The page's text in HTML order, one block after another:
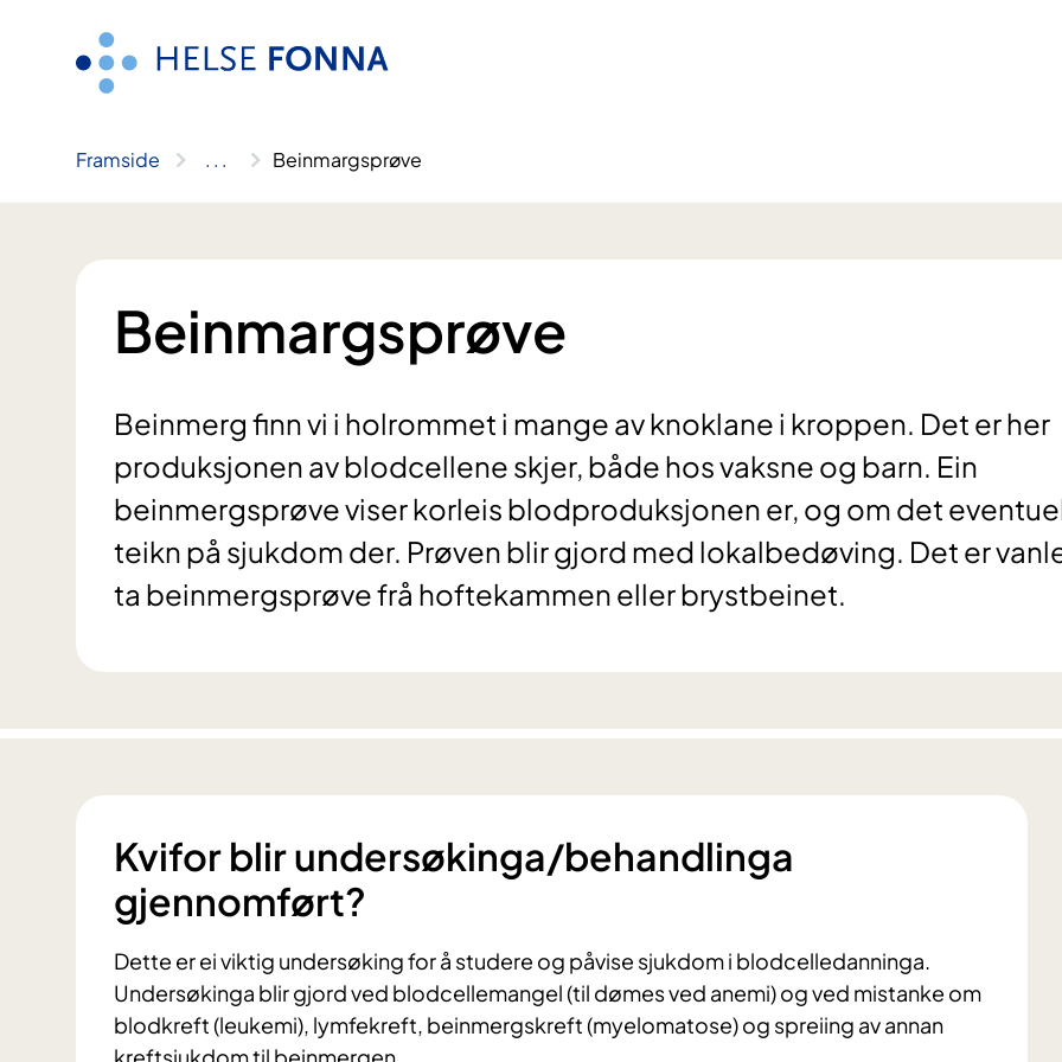
Framside .. . Beinmargsprøve
Beinmargsprøve
Beinmerg finn vi i holrommet i mange av knoklane i kroppen. Det er her
produksjonen av blodcellene skjer, både hos vaksne og barn. Ein
beinmergsprøve viser korleis blodproduksjonen er, og om det
teikn på sjukdom der. Prøven blir gjord med lokalbedøving. Det er
ta beinmergsprøve frå hoftekammen eller brystbeinet.
Kvifor blir undersøkinga/behandlinga
gjennomført?
Dette er ei viktig undersøking for å studere og påvise sjukdom i blodcelledanninga.
Undersøkinga blir gjord ved blodcellemangel (til dømes ved anemi) og ved mistanke om
blodkreft (leukemi), lymfekreft, beinmergskreft (myelomatose) og spreiing av annan